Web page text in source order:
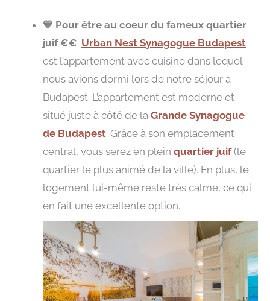
💙 Pour être au coeur du fameux quartier
juif €€: Urban Nest Synagogue Budapest
est l’appartement avec cuisine dans lequel
nous avions dormi lors de notre séjour à
Budapest. L’appartement est moderne et
situé juste à côté de la Grande Synagogue
de Budapest. Grâce à son emplacement
central, vous serez en plein quartier juif(le
quartier le plus animé de la ville). En plus, le
logement lui-même reste très calme, ce qui
en fait une excellente option.